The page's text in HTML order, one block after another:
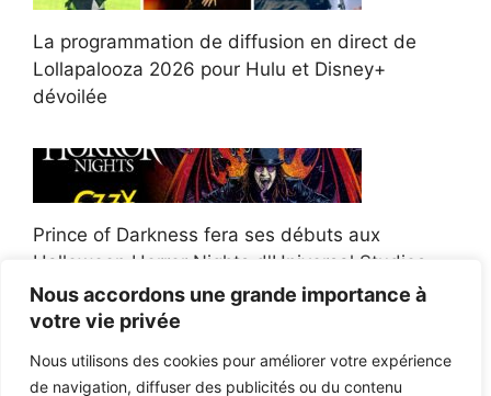
Nous accordons une grande importance à
votre vie privée
Nous utilisons des cookies pour améliorer votre expérience
de navigation, diffuser des publicités ou du contenu
La programmation de diffusion en direct de
Lollapalooza 2026 pour Hulu et Disney+
dévoilée
Prince of Darkness fera ses débuts aux
Halloween Horror Nights d'Universal Studios